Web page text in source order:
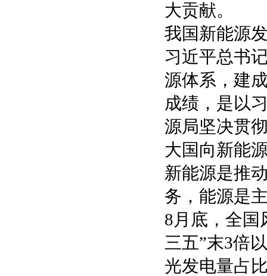
大贡献。
我国新能源
习近平总书
源体系，建
成绩，是以
源局坚决贯
大国向新能
新能源是推
务，能源是
8月底，全国
三五”末3倍
光发电量占